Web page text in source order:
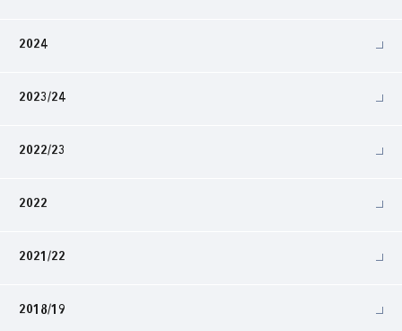
2024
2023/24
2022/23
2022
2021/22
2018/19